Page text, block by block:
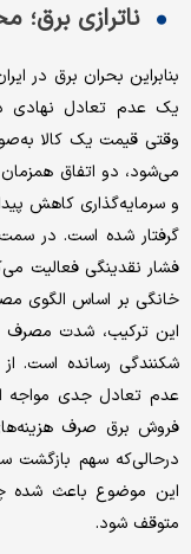
ناترازی
بنابراین بحران برق در
یک عدم تعادل نهادی
وقتی قیمت یک کالا
می‌شود، دو اتفاق
و سرمایه‌گذاری کاهش
گرفتار شده است. در سمت
فشار نقدینگی فعالیت
خانگی بر اساس الگوی
این ترکیب، شدت مصرف
شکنندگی رسانده است.
عدم تعادل جدی مواجه
فروش برق صرف
درحالی‌که سهم بازگشت
این موضوع باعث شده
متوقف شود.